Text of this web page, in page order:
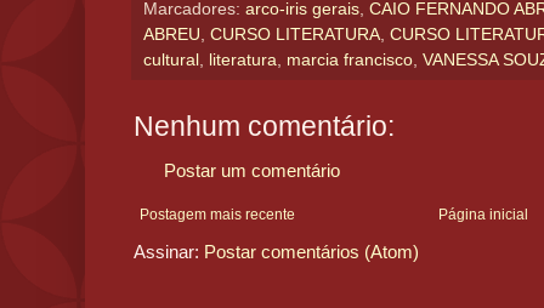
Marcadores: arco-iris gerais, CAIO FERNANDO
ABREU, CURSO LITERATURA, CURSO
cultural , literatura, marcia francisco, VANESSA
Nenhum comentário:
Postar um comentário
Postagem mais recente Página inicial
Assinar: Postar comentários (Atom)